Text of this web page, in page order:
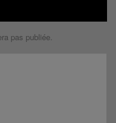
pas publiée.